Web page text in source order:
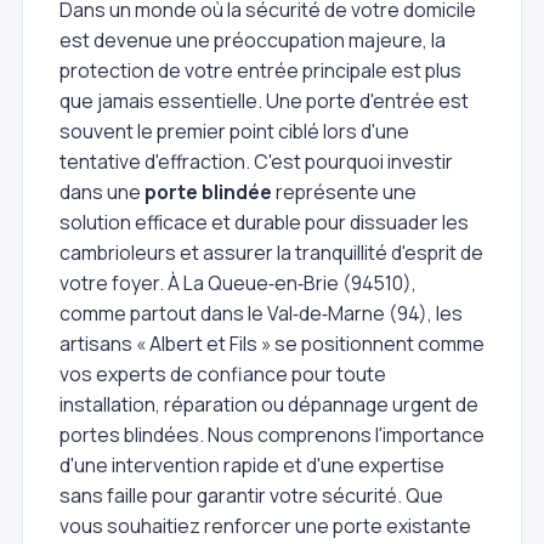
Dans un monde où la sécurité de votre domicile
est devenue une préoccupation majeure, la
protection de votre entrée principale est plus
que jamais essentielle. Une porte d'entrée est
souvent le premier point ciblé lors d'une
tentative d'effraction. C'est pourquoi investir
dans une porte blindéereprésente une
solution efficace et durable pour dissuader les
cambrioleurs et assurer la tranquillité d'esprit de
votre foyer. À La Queue‑en‑Brie (94510),
comme partout dans le Val‑de‑Marne (94), les
artisans « Albert et Fils » se positionnent comme
vos experts de confiance pour toute
installation, réparation ou dépannage urgent de
portes blindées. Nous comprenons l'importance
d'une intervention rapide et d'une expertise
sans faille pour garantir votre sécurité. Que
vous souhaitiez renforcer une porte existante